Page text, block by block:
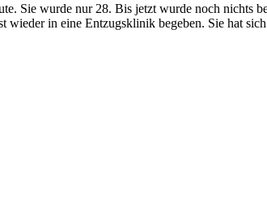
Sie wurde nur 28. Bis jetzt wurde noch nichts
in eine Entzugsklinik begeben. Sie hat